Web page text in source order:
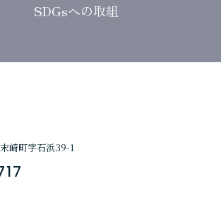
SDGsへの取組
崎町字石浜39-1